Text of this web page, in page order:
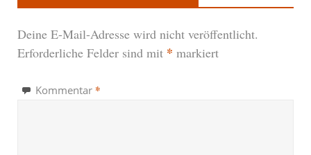
Deine E-Mail-Adresse wird nicht veröffentlicht.
Erforderliche Felder sind mit * markiert
Kommentar *